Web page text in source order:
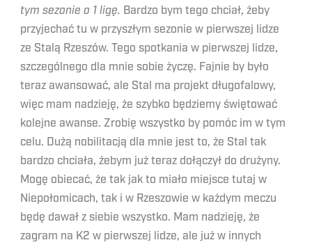
tym sezonie o 1 ligę. Bardzo bym tego chciał, żeby
przyjechać tu w przyszłym sezonie w pierwszej lidze
ze Stalą Rzeszów. Tego spotkania w pierwszej lidze,
szczególnego dla mnie sobie życzę. Fajnie by było
teraz awansować, ale Stal ma projekt długofalowy,
więc mam nadzieję, że szybko będziemy świętować
kolejne awanse. Zrobię wszystko by pomóc im w tym
celu. Dużą nobilitacją dla mnie jest to, że Stal tak
bardzo chciała, żebym już teraz dołączył do drużyny.
Mogę obiecać, że tak jak to miało miejsce tutaj w
Niepołomicach, tak i w Rzeszowie w każdym meczu
będę dawał z siebie wszystko. Mam nadzieję, że
zagram na K2 w pierwszej lidze, ale już w innych